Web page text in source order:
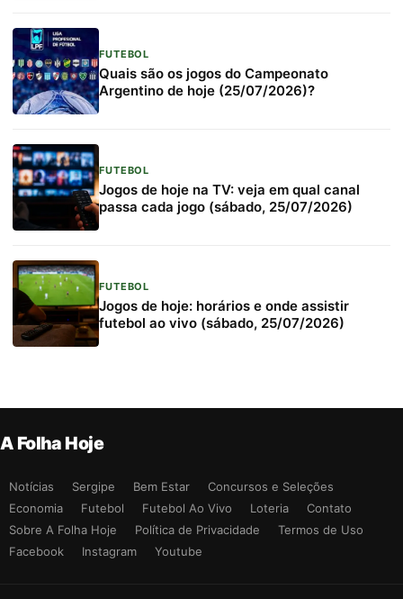
FUTEBOL
Quais são os jogos do Campeonato
Argentino de hoje (25/07/2026)?
FUTEBOL
Jogos de hoje na TV: veja em qual canal
passa cada jogo (sábado, 25/07/2026)
FUTEBOL
Jogos de hoje: horários e onde assistir
futebol ao vivo (sábado, 25/07/2026)
A Folha Hoje
Notícias Sergipe Bem Estar
Concursos e Seleções
Economia
Futebol Futebol Ao Vivo Loteria
Contato
Sobre A Folha Hoje
Política de Privacidade
Termos de Uso
Facebook
Instagram Youtube